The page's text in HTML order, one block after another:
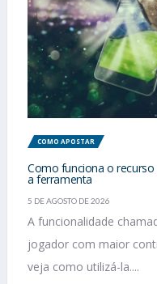
COMO APOSTAR
Como funciona o recurso
a ferramenta
5 DE AGOSTO DE 2026
A funcionalidade
jogador com maior
veja como utilizá-la....